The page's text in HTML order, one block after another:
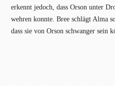
erkennt jedoch, dass Orson unter
wehren konnte. Bree schlägt Alma
dass sie von Orson schwanger sein